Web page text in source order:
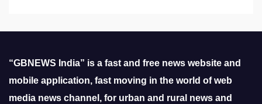
“GBNEWS India” is a fast and free news website and
mobile application, fast moving in the world of web
media news channel, for urban and rural news and